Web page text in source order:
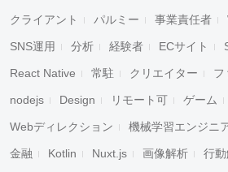
クライアント パルミー 事業責任者
SNS運用 分析 経験者 ECサイト
React Native 常駐 クリエイター フ
nodejs Design リモート可 ゲーム
Webディレクション 機械学習エンジニ
金融 Kotlin Nuxt.js 画像解析 行